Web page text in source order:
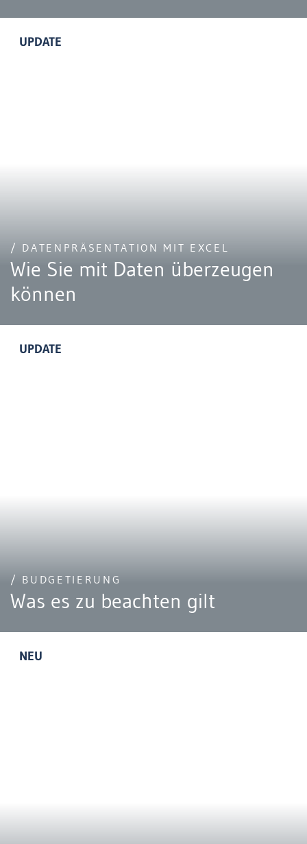
UPDATE
/ DATENPRÄSENTATION MIT EXCEL
Wie Sie mit Daten überzeugen
können
UPDATE
/ BUDGETIERUNG
Was es zu beachten gilt
NEU